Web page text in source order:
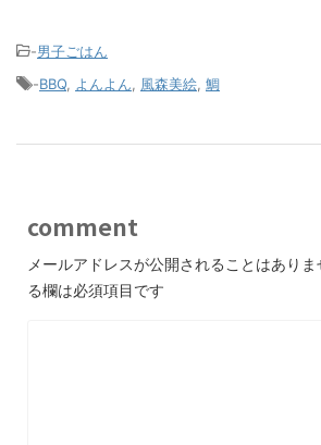
-男子ごはん
-BBQ よんよん 風森美絵 鯛
comment
メールアドレスが公開されることはありま
る欄は必須項目です